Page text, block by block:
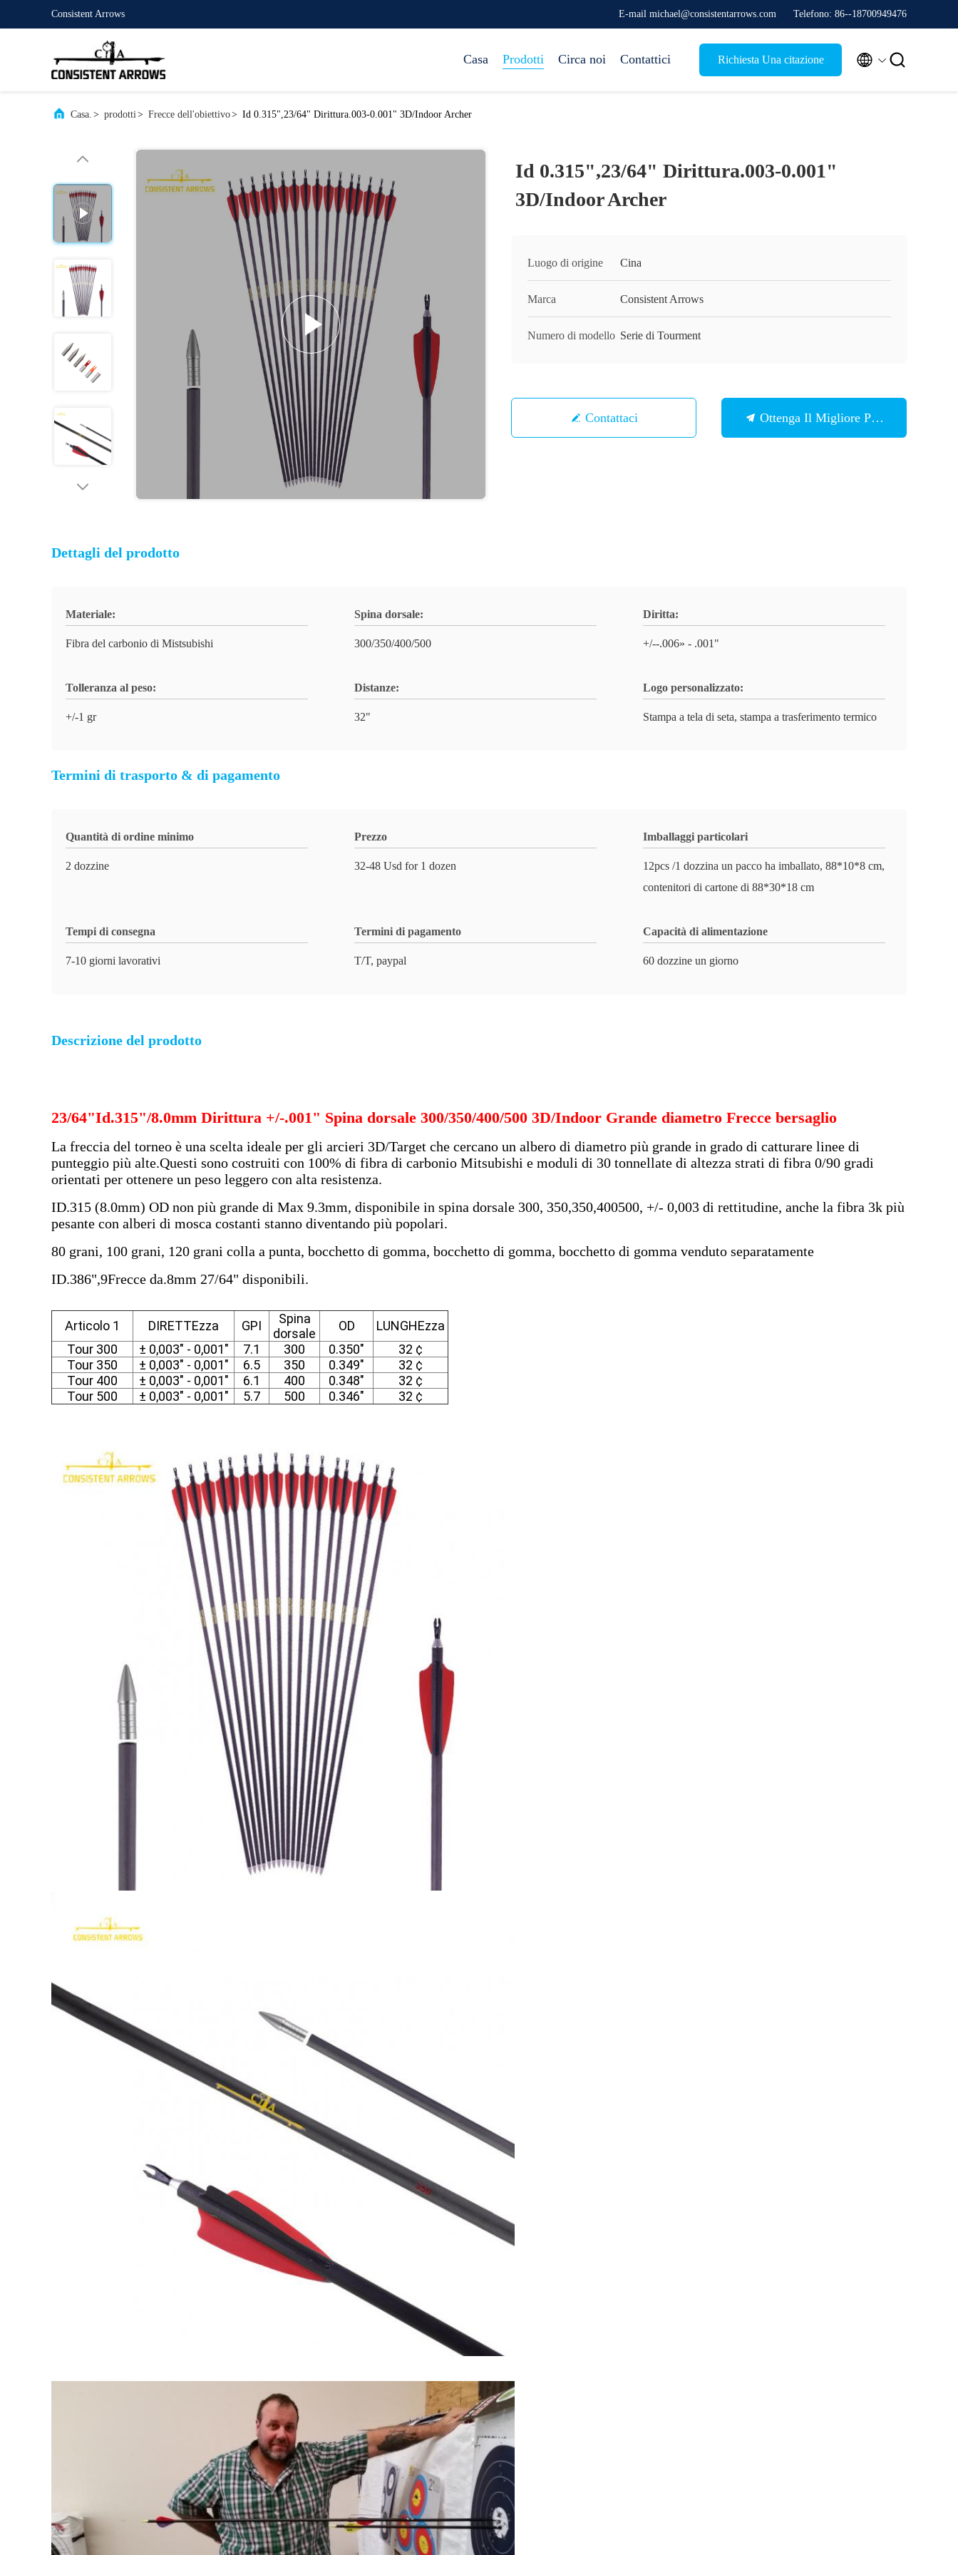
Consistent Arrows E-mail michael@consistentarrows.com Telefono: 86--18700949476
Casa Prodotti Circa noi Contattici Richiesta Una citazione  
Casa. > prodotti> Frecce dell'obiettivo> Id 0.315",23/64" Dirittura.003-0.001" 3D/Indoor Archer
Id 0.315",23/64" Dirittura.003-0.001"
3D/Indoor Archer
Luogo di origine Cina
Marca Consistent Arrows
Numero di modello Serie di Tourment
Contattaci Ottenga Il Migliore Prezzo
Dettagli del prodotto
Materiale:
Fibra del carbonio di Mistsubishi
Spina dorsale:
300/350/400/500
Diritta:
+/--.006» - .001"
Tolleranza al peso:
+/-1 gr
Distanze:
32"
Logo personalizzato:
Stampa a tela di seta, stampa a trasferimento termico
Termini di trasporto & di pagamento
Quantità di ordine minimo
2 dozzine
Prezzo
32-48 Usd for 1 dozen
Imballaggi particolari
12pcs /1 dozzina un pacco ha imballato, 88*10*8 cm,
contenitori di cartone di 88*30*18 cm
Tempi di consegna
7-10 giorni lavorativi
Termini di pagamento
T/T, paypal
Capacità di alimentazione
60 dozzine un giorno
Descrizione del prodotto
23/64"Id.315"/8.0mm Dirittura +/-.001" Spina dorsale 300/350/400/500 3D/Indoor Grande diametro Frecce bersaglio
La freccia del torneo è una scelta ideale per gli arcieri 3D/Target che cercano un albero di diametro più grande in grado di catturare linee di
punteggio più alte.Questi sono costruiti con 100% di fibra di carbonio Mitsubishi e moduli di 30 tonnellate di altezza strati di fibra 0/90 gradi
orientati per ottenere un peso leggero con alta resistenza.
ID.315 (8.0mm) OD non più grande di Max 9.3mm, disponibile in spina dorsale 300, 350,350,400500, +/- 0,003 di rettitudine, anche la fibra 3k più
pesante con alberi di mosca costanti stanno diventando più popolari.
80 grani, 100 grani, 120 grani colla a punta, bocchetto di gomma, bocchetto di gomma, bocchetto di gomma venduto separatamente
ID.386",9Frecce da.8mm 27/64" disponibili.
Articolo 1 DIRETTEzza GPI
Spina
dorsale
OD
LUNGHEzza
Tour 300
± 0,003" - 0,001" 7.1 300 0.350"
32 ¢
Tour 350
± 0,003" - 0,001" 6.5 350 0.349"
32 ¢
Tour 400
± 0,003" - 0,001" 6.1 400 0.348"
32 ¢
Tour 500
± 0,003" - 0,001" 5.7 500 0.346" 32 ¢